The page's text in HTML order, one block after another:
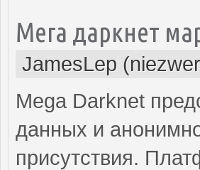
Мега даркнет
JamesLep
Mega Darknet
данных и
присутствия.